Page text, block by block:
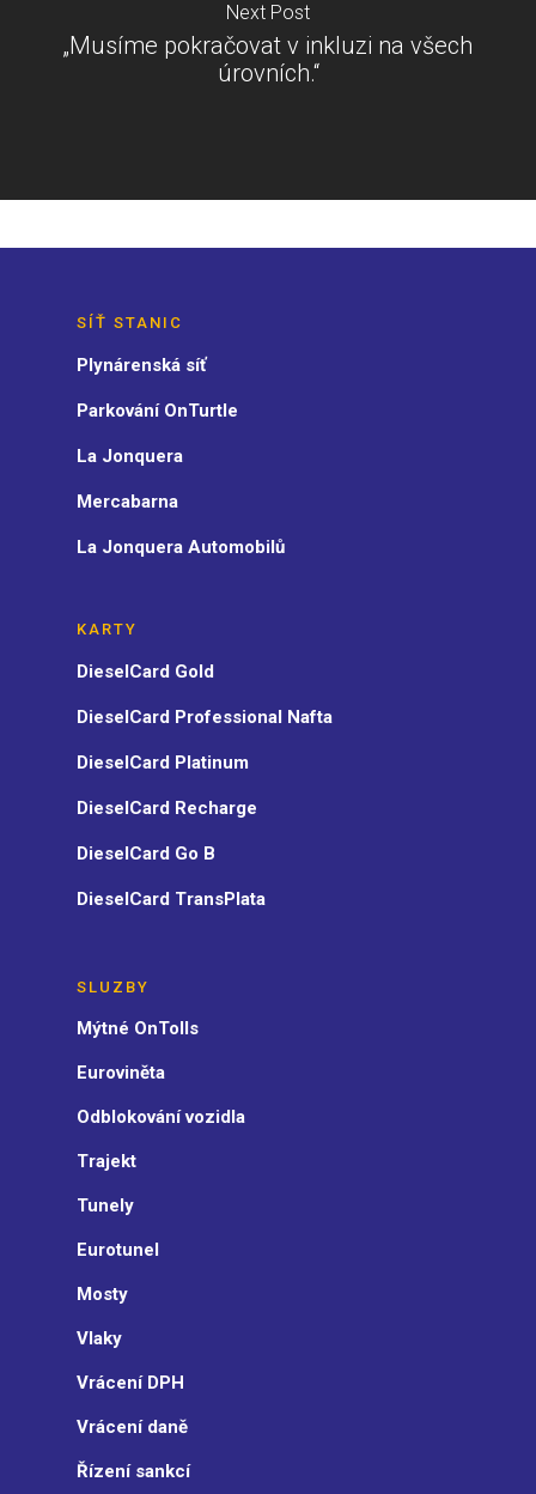
Next Post
„Musíme pokračovat v inkluzi na všech
úrovních.“
SÍŤ STANIC
Plynárenská síť
Parkování OnTurtle
La Jonquera
Mercabarna
La Jonquera Automobilů
KARTY
DieselCard Gold
DieselCard Professional Nafta
DieselCard Platinum
DieselCard Recharge
DieselCard Go B
DieselCard TransPlata
SLUZBY
Mýtné OnTolls
Euroviněta
Odblokování vozidla
Trajekt
Tunely
Eurotunel
Mosty
Vlaky
Vrácení DPH
Vrácení daně
Řízení sankcí